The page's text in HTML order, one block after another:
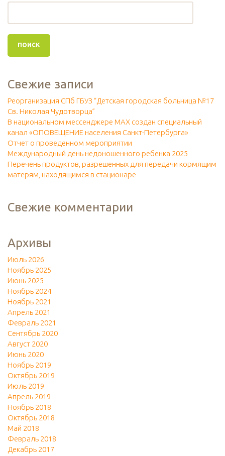
Свежие записи
Реорганизация СПб ГБУЗ “Детская городская больница №17
Св. Николая Чудотворца”
В национальном мессенджере МАХ создан специальный
канал «ОПОВЕЩЕНИЕ населения Санкт-Петербурга»
Отчет о проведенном мероприятии
Международный день недоношенного ребенка 2025
Перечень продуктов, разрешенных для передачи кормящим
матерям, находящимся в стационаре
Свежие комментарии
Архивы
Июль 2026
Ноябрь 2025
Июнь 2025
Ноябрь 2024
Ноябрь 2021
Апрель 2021
Февраль 2021
Сентябрь 2020
Август 2020
Июнь 2020
Ноябрь 2019
Октябрь 2019
Июль 2019
Апрель 2019
Ноябрь 2018
Октябрь 2018
Май 2018
Февраль 2018
Декабрь 2017